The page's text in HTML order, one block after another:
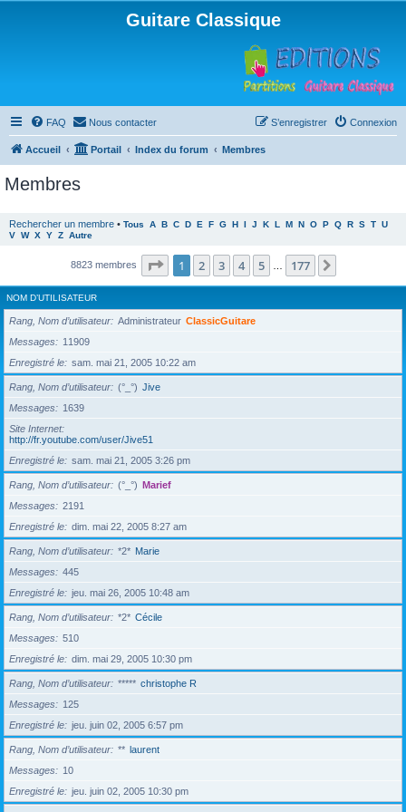
Guitare Classique
FAQ Nous contacter Connexion
S’enregistrer
Accueil Portail Index du forum Membres
Membres
Rechercher un membre • Tous A B C D E F G H I J K L M N O P Q R S T U
V W X Y Z Autre
8823 membres Page 1sur177
1 2 3 4 5 177
NOM D’UTILISATEUR
Rang, Nom d’utilisateur Administrateur ClassicGuitare
Messages
11909
Enregistré le
sam. mai 21, 2005 10:22 am
Rang, Nom d’utilisateur (°_°) Jive
Messages
1639
Site Internet
http://fr.youtube.com/user/Jive51
Enregistré le
sam. mai 21, 2005 3:26 pm
Rang, Nom d’utilisateur (°_°) Marief
Messages
2191
Enregistré le
dim. mai 22, 2005 8:27 am
Rang, Nom d’utilisateur *2* Marie
Messages
445
Enregistré le
jeu. mai 26, 2005 10:48 am
Rang, Nom d’utilisateur *2* Cécile
Messages
510
Enregistré le
dim. mai 29, 2005 10:30 pm
Rang, Nom d’utilisateur ***** christophe R
Messages
125
Enregistré le
jeu. juin 02, 2005 6:57 pm
Rang, Nom d’utilisateur ** laurent
Messages
10
Enregistré le
jeu. juin 02, 2005 10:30 pm